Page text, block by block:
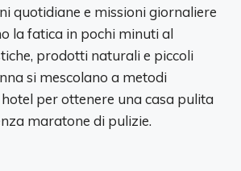
quotidiane e missioni giornaliere
la fatica in pochi minuti al
prodotti naturali e piccoli
si mescolano a metodi
per ottenere una casa pulita
maratone di pulizie.